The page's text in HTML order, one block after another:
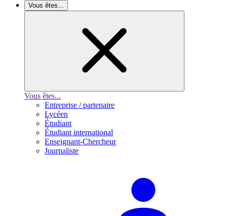
Vous êtes...
Vous êtes...
Entreprise / partenaire
Lycéen
Étudiant
Étudiant international
Enseignant-Chercheur
Journaliste